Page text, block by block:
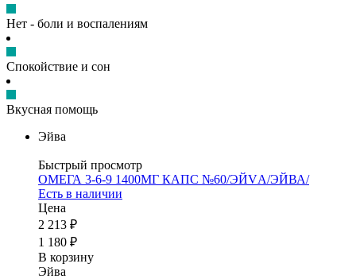
Нет - боли и воспалениям
Спокойствие и сон
Вкусная помощь
Эйва
Быстрый просмотр
ОМЕГА 3-6-9 1400МГ КАПС №60/ЭЙVА/ЭЙВА/
Есть в наличии
Цена
2 213 ₽
1 180 ₽
В корзину
Эйва